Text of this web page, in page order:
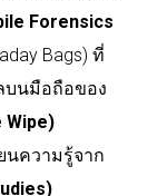
Forensics
Bags) ที่
นมือถือของ
Wipe)
นความรู้จาก